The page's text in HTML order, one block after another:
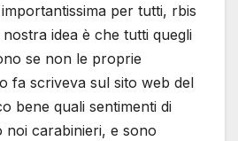
per tutti, rbis
idea è che tutti quegli
se non le proprie
fa scriveva sul sito web del
bene quali sentimenti di
noi carabinieri, e sono